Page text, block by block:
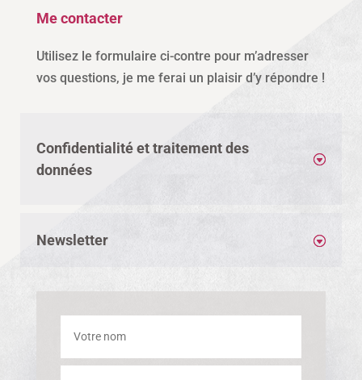
Me contacter
Utilisez le formulaire ci-contre pour m’adresser
vos questions, je me ferai un plaisir d’y répondre !
Confidentialité et traitement des
données
Newsletter